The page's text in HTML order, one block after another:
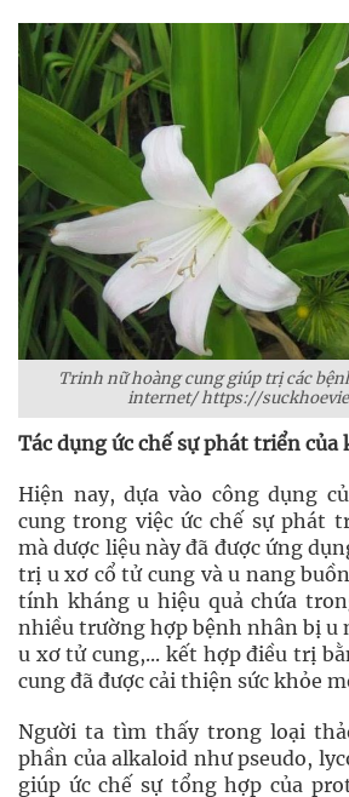
Trinh nữ hoàng cung giúp trị các
internet/ https://
Tác dụng ức chế sự phát triển của
Hiện nay, dựa vào công dụng
cung trong việc ức chế sự phát
mà dược liệu này đã được ứng
trị u xơ cổ tử cung và u nang
tính kháng u hiệu quả chứa
nhiều trường hợp bệnh nhân bị u
u xơ tử cung,... kết hợp điều trị
cung đã được cải thiện sức khỏe
Người ta tìm thấy trong loại
phần của alkaloid như pseudo,
giúp ức chế sự tổng hợp của